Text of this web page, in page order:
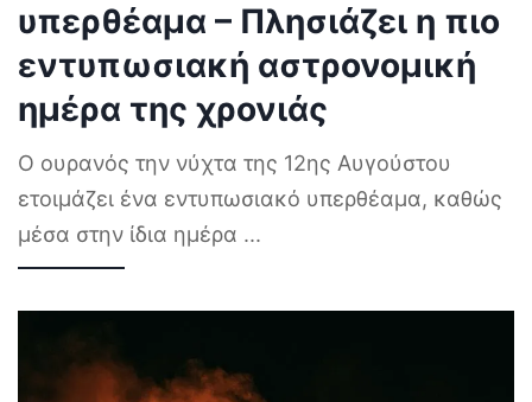
υπερθέαμα – Πλησιάζει η πιο
εντυπωσιακή αστρονομική
ημέρα της χρονιάς
Ο ουρανός την νύχτα της 12ης Αυγούστου
ετοιμάζει ένα εντυπωσιακό υπερθέαμα, καθώς
μέσα στην ίδια ημέρα ...